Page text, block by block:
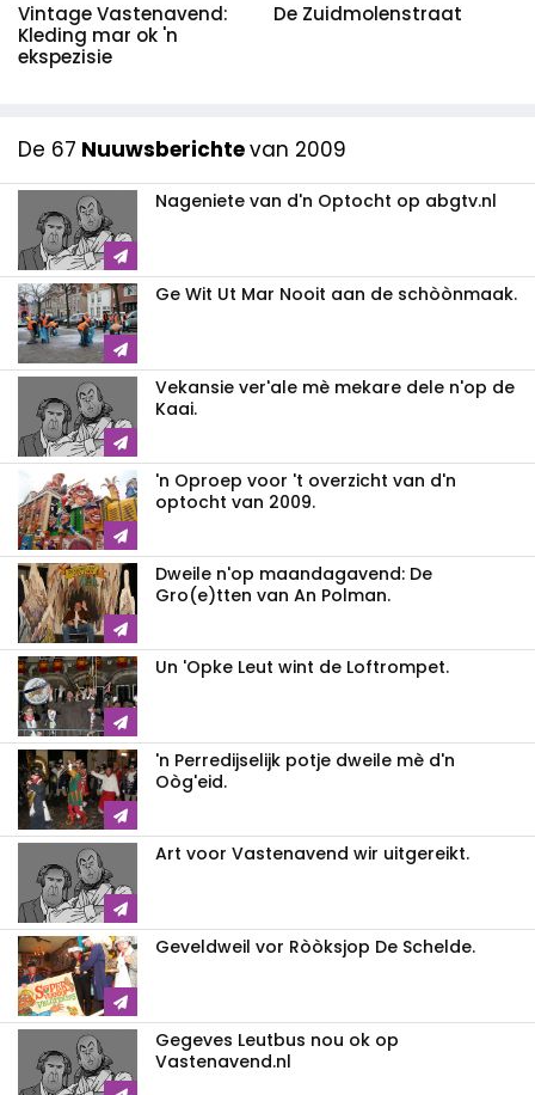
Vintage Vastenavend:
Kleding mar ok 'n
ekspezisie
De Zuidmolenstraat
De 67 Nuuwsberichtevan 2009
Nageniete van d'n Optocht op abgtv.nl
Ge Wit Ut Mar Nooit aan de schòònmaak.
Vekansie ver'ale mè mekare dele n'op de
Kaai.
'n Oproep voor 't overzicht van d'n
optocht van 2009.
Dweile n'op maandagavend: De
Gro(e)tten van An Polman.
Un 'Opke Leut wint de Loftrompet.
'n Perredijselijk potje dweile mè d'n
Oòg'eid.
Art voor Vastenavend wir uitgereikt.
Geveldweil vor Ròòksjop De Schelde.
Gegeves Leutbus nou ok op
Vastenavend.nl